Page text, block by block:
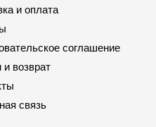
и оплата
соглашение
возврат
связь